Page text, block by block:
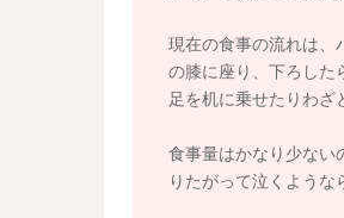
現在の食事の流れは、
の膝に座り、下ろした
足を机に乗せたりわざ
食事量はかなり少ない
りたがって泣くような